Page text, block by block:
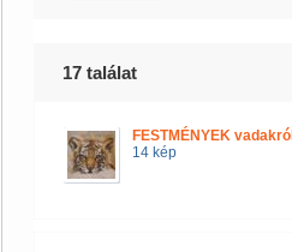
17 találat
FESTMÉNYEK vadakról
14 kép